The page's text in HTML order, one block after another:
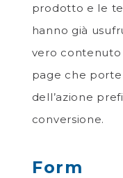
prodotto e le
hanno già
vero contenuto
page che
dell’azione
conversione.
Form